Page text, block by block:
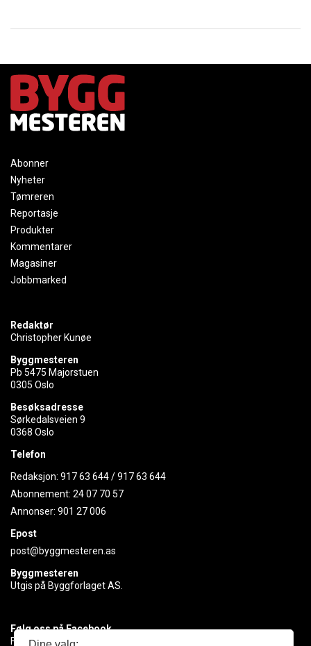
Abonner
Nyheter
Tømreren
Reportasje
Produkter
Kommentarer
Magasiner
Jobbmarked
Redaktør
Christopher Kunøe
Byggmesteren
Pb 5475 Majorstuen
0305 Oslo
Besøksadresse
Sørkedalsveien 9
0368 Oslo
Telefon
Redaksjon: 917 63 644/917 63 644
Abonnement: 24 07 70 57
Annonser: 901 27 006
Epost
post@byggmesteren.as
Byggmesteren
Utgis på Byggforlaget AS.
Følg oss på Facebook
Få med deg det siste innen byggebransjen